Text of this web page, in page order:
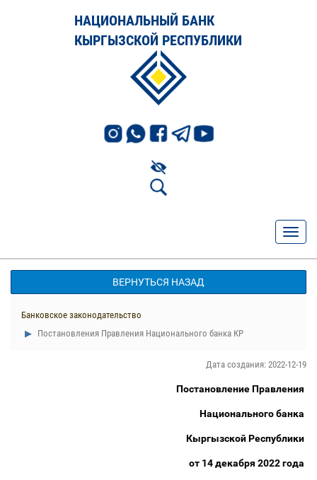
НАЦИОНАЛЬНЫЙ БАНК
КЫРГЫЗСКОЙ РЕСПУБЛИКИ
ВЕРНУТЬСЯ НАЗАД
Банковское законодательство
Постановления Правления Национального банка КР
Дата создания: 2022-12-19
Постановление Правления
Национального банка
Кыргызской Республики
от 14 декабря 2022 года